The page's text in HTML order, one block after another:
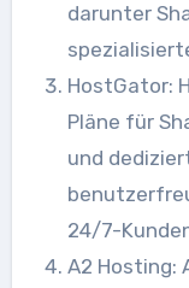
darunter
HostGator:
Pläne für
und
24/7-
A2 Hosting: